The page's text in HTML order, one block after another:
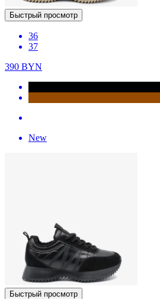
Быстрый просмотр
36
37
390 BYN
New
Быстрый просмотр